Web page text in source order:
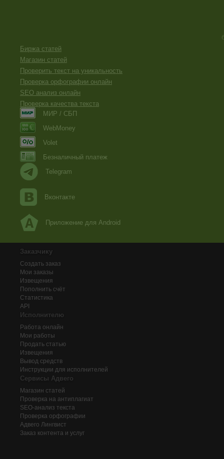
Биржа статей
Магазин статей
Проверить текст на уникальность
Проверка орфографии онлайн
SEO анализ онлайн
Проверка качества текста
МИР / СБП
WebMoney
Volet
Безналичный платеж
Telegram
Вконтакте
Приложение для Android
Заказчику
Создать заказ
Мои заказы
Извещения
Пополнить счёт
Статистика
API
Исполнителю
Работа онлайн
Мои работы
Продать статью
Извещения
Вывод средств
Инструкции для исполнителей
Сервисы Адвего
Магазин статей
Проверка на антиплагиат
SEO-анализ текста
Проверка орфографии
Адвего Лингвист
Заказ контента и услуг